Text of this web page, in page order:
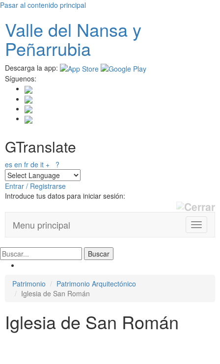
Pasar al contenido principal
Valle del Nansay
Peñarrubia
Descarga la app:
Síguenos:
GTranslate
es en fr de it + ?
Entrar / Registrarse
Introduce tus datos para iniciar sesión:
T
o
Menu principal
Patrimonio
Patrimonio Arquitectónico
Iglesia de San Román
Iglesia de San Román